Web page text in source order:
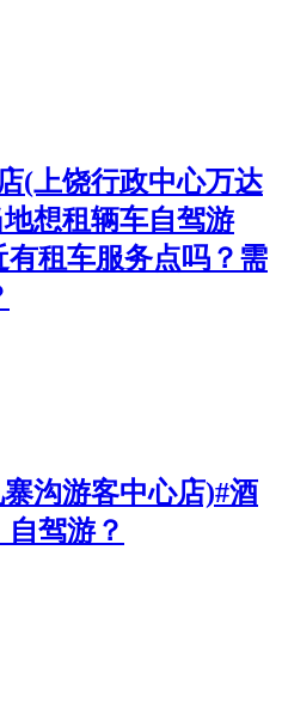
(上饶行政中心万达
想租辆车自驾游
有租车服务点吗？需
沟游客中心店)#酒
驾游？